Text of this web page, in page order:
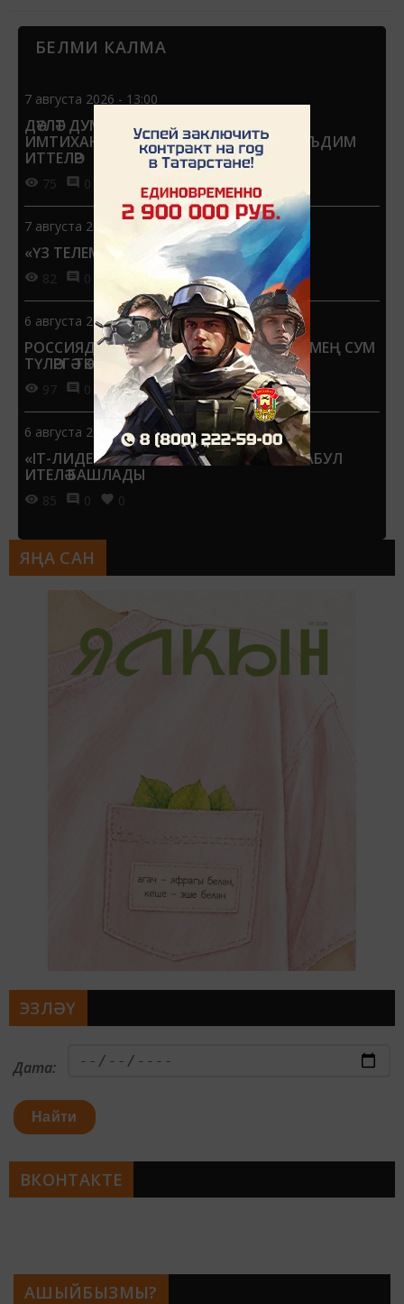
Җәмәгать урыннарын үстерү программасы 2015 елдан
тормышка ашырыла. 2017 елда...
БЕЛМИ КАЛМА
7 августа 2026 - 13:00
ДӘҮЛӘТ ДУМАСЫНДА БДИНЫ ДӘҮЛӘТ
ИМТИХАННАРЫНА АЛЫШТЫРЫРГА ТӘКЪДИМ
ИТТЕЛӘР
75 0
7 августа 2026 - 12:57
«ҮЗ ТЕЛЕМ» НӘТИҖӘЛӘРЕ БИЛГЕЛЕ
82 0
6 августа 2026 - 13:55
РОССИЯДӘ ҺӘР УКУЧЫГА 1 СЕНТЯБРЬГӘ 15 МЕҢ СУМ
ТҮЛӘРГӘ ТӘКЪДИМ ИТТЕЛӘР
97 0 0
6 августа 2026 - 13:51
«IT-ЛИДЕР» ПРЕМИЯСЕНӘ ГАРИЗАЛАР КАБУЛ
ИТЕЛӘ БАШЛАДЫ
85 0 0
АШЫЙБЫЗМЫ?
ЯҢА САН
ЭЗЛӘҮ
Дата:
Найти
ВКОНТАКТЕ